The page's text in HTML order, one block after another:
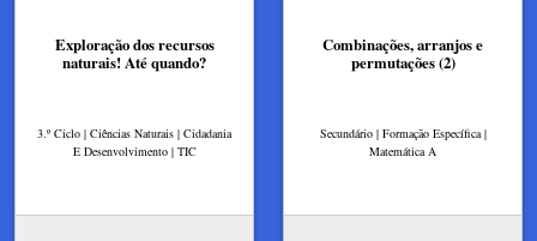
Exploração dos recursos
naturais! Até quando?
3.º Ciclo | Ciências Naturais | Cidadania
E Desenvolvimento | TIC
Combinações, arranjos e
permutações (2)
Secundário | Formação Específica |
Matemática A